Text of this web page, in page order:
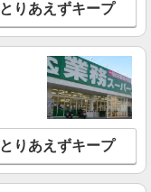
とりあえずキープ
とりあえずキープ